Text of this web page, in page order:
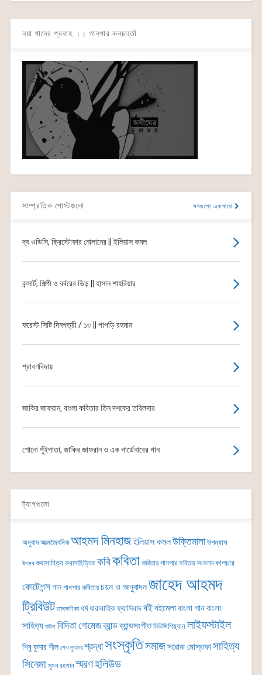
নয়া গানের প্রবাহ ।। গানপার কনচার্তো
সাম্প্রতিক পোস্টগুলো সবগুলো একসাথে
দ্য ওডিসি, ক্রিস্টোফার নোলানের || ইলিয়াস কমল
কন্সার্ট, শিল্পী ও বর্বরের ভিড় || হাসান শাহরিয়ার
ফরেস্ট সিটি দিনপত্রী / ১৩ || পাপড়ি রহমান
শ্রাবণবিদায়
জাকির জাফরান, বাংলা কবিতার তিন দশকের তবিলদার
শোনো পুঁইপাতা, জাকির জাফরান ও এক গার্ডেনারের গান
ট্যাগগুলো
অনুবাদ আত্মজৈবনিক আহমদ মিনহাজইলিয়াস কমলউক্তিমালা উপন্যাস
উৎসব কথাসাহিত্য কথাসাহিত্যিক কবিকবিতা কবিতার গানপার কবিতার সংকলন কালচার
কোটেশন্সগান গানপার কবিতার চয়ন ও অনুবাদনজাহেদ আহমদ
ট্রিবিউট তাৎক্ষণিকা ধর্ম ধারাবাহিকফ্যাসিবাদবইবইমেলাবাংলা গানবাংলা
সাহিত্য বাউল বিদিতা গোমেজব্যান্ডব্যান্ডসংগীত মিউজিশিয়্যান লাইফস্টাইল
শিবু কুমার শীল শেখ লুৎফর শ্রদ্ধাসংস্কৃতিসমাজসরোজ মোস্তফাসাহিত্য
সিনেমা সুমন রহমান স্মরণহলিউড